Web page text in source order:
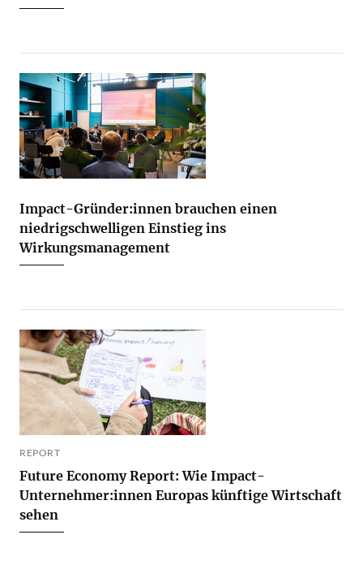
Impact-Gründer:innen brauchen einen
niedrigschwelligen Einstieg ins
Wirkungsmanagement
REPORT
Future Economy Report: Wie Impact-
Unternehmer:innen Europas künftige Wirtschaft
sehen